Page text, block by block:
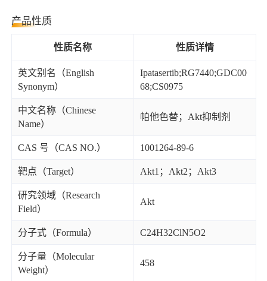
产品性质
性质名称 性质详情
英文别名（English
Synonym）
Ipatasertib;RG7440;GDC00
68;CS0975
中文名称（Chinese
Name）
帕他色替；Akt抑制剂
CAS 号（CAS NO.） 1001264-89-6
靶点（Target） Akt1；Akt2；Akt3
研究领域（Research
Field）
Akt
分子式（Formula） C24H32ClN5O2
分子量（Molecular
Weight）
458